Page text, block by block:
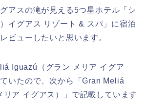
アスの滝が見える5つ星ホテル「シ
イグアス リゾート & スパ」に宿泊
ビューしたいと思います。
Iguazú（グラン メリア イグア
いたので、次から「Gran Meliá
リア イグアス）」で記載しています